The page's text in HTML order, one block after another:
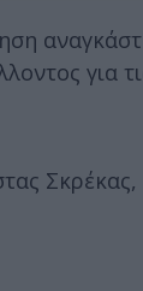
για
Σκρέκας,